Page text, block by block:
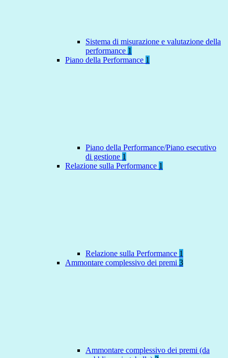
Sistema di misurazione e valutazione della
performance 1
Piano della Performance 1
Piano della Performance/Piano esecutivo
di gestione 1
Relazione sulla Performance 1
Relazione sulla Performance 1
Ammontare complessivo dei premi 3
Ammontare complessivo dei premi (da